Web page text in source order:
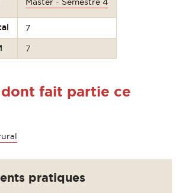
7
7
fait partie ce
pratiques